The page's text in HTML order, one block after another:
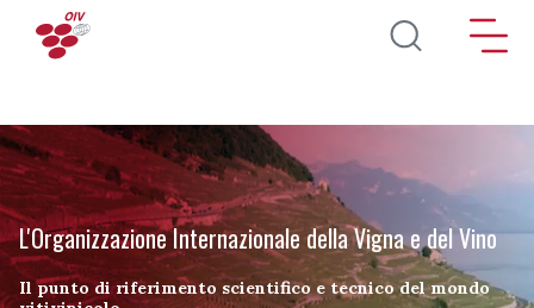
Salta al contenuto principale
L'Organizzazione Internazionale della Vigna e del Vino
Il punto di riferimento scientifico e tecnico del mondo